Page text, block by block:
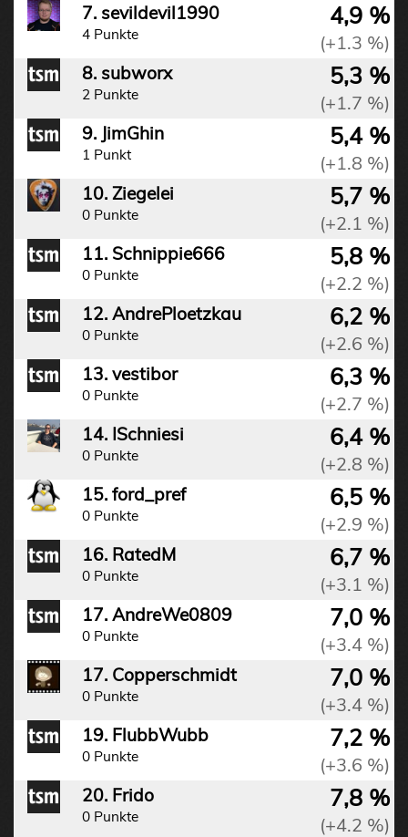
7. sevildevil1990
4 Punkte
4,9 %
(+1.3 %)
8. subworx
2 Punkte
5,3 %
(+1.7 %)
9. JimGhin
1 Punkt
5,4 %
(+1.8 %)
10. Ziegelei
0 Punkte
5,7 %
(+2.1 %)
11. Schnippie666
0 Punkte
5,8 %
(+2.2 %)
12. AndrePloetzkau
0 Punkte
6,2 %
(+2.6 %)
13. vestibor
0 Punkte
6,3 %
(+2.7 %)
14. ISchniesi
0 Punkte
6,4 %
(+2.8 %)
15. ford_pref
0 Punkte
6,5 %
(+2.9 %)
16. RatedM
0 Punkte
6,7 %
(+3.1 %)
17. AndreWe0809
0 Punkte
7,0 %
(+3.4 %)
17. Copperschmidt
0 Punkte
7,0 %
(+3.4 %)
19. FlubbWubb
0 Punkte
7,2 %
(+3.6 %)
20. Frido
0 Punkte
7,8 %
(+4.2 %)